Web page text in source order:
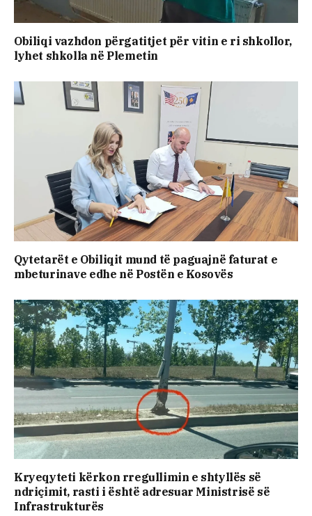
Obiliqi vazhdon përgatitjet për vitin e ri shkollor,
lyhet shkolla në Plemetin
Qytetarët e Obiliqit mund të paguajnë faturat e
mbeturinave edhe në Postën e Kosovës
Kryeqyteti kërkon rregullimin e shtyllës së
ndriçimit, rasti i është adresuar Ministrisë së
Infrastrukturës